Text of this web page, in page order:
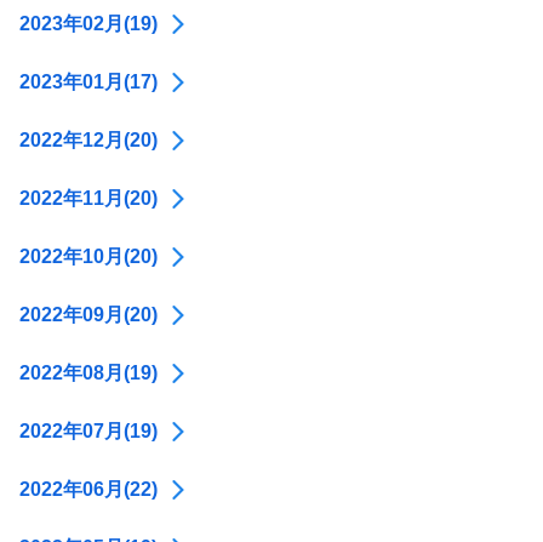
2023年02月(19)
2023年01月(17)
2022年12月(20)
2022年11月(20)
2022年10月(20)
2022年09月(20)
2022年08月(19)
2022年07月(19)
2022年06月(22)